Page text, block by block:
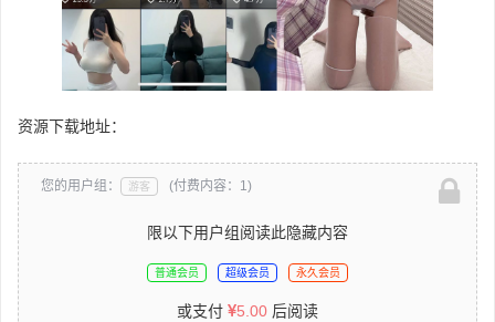
资源下载地址：
您的用户组： 游客 (付费内容：1)
限以下用户组阅读此隐藏内容
普通会员 超级会员 永久会员
或支付 5.00 后阅读